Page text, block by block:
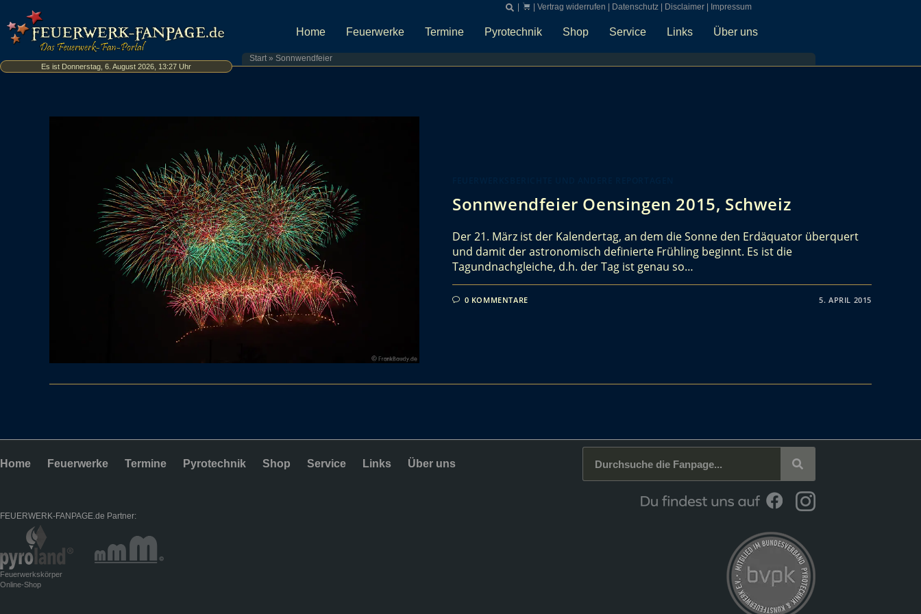
Es ist Donnerstag, 6. August 2026, 13:27 Uhr
Vertrag widerrufen Datenschutz| Disclaimer| Impressum
Home Feuerwerke Termine Pyrotechnik Shop Service Links Über uns
Start» Sonnwendfeier
Sonnwendfeier Oensingen 2015, Schweiz
Der 21. März ist der Kalendertag, an dem die Sonne den Erdäquator überquert
und damit der astronomisch definierte Frühling beginnt. Es ist die
Tagundnachgleiche, d.h. der Tag ist genau so…
0 KOMMENTARE 5. APRIL 2015
Home Feuerwerke Termine Pyrotechnik Shop Service Links Über uns
FEUERWERK-FANPAGE.de Partner:
Feuerwerkskörper
Online-Shop